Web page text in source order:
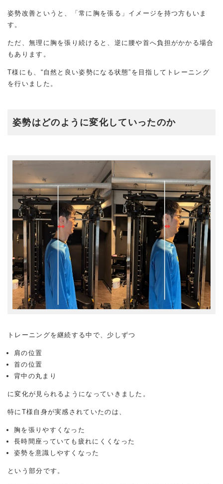
姿勢改善というと、「常に胸を張る」イメージを持つ方もいま
す。
ただ、無理に胸を張り続けると、逆に腰や首へ負担がかかる場合
もあります。
T様にも、“自然と良い姿勢になる状態”を目指してトレーニング
を行いました。
姿勢はどのように変化していったのか
トレーニングを継続する中で、少しずつ
肩の位置
首の位置
背中の丸まり
に変化が見られるようになっていきました。
特にT様自身が実感されていたのは、
胸を張りやすくなった
長時間座っていても疲れにくくなった
姿勢を意識しやすくなった
という部分です。